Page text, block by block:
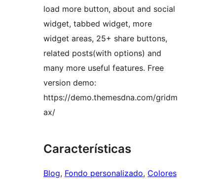
load more button, about and social
widget, tabbed widget, more
widget areas, 25+ share buttons,
related posts(with options) and
many more useful features. Free
version demo:
https://demo.themesdna.com/gridm
ax/
Características
Blog, Fondo personalizado, Colores